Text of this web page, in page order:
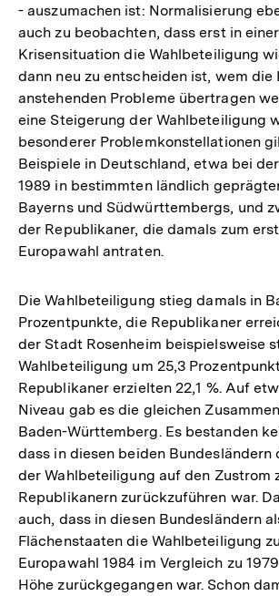
- auszumachen ist: Normalisierung
auch zu beobachten, dass erst in
Krisensituation die Wahlbeteiligung
dann neu zu entscheiden ist, wem die
anstehenden Probleme übertragen
eine Steigerung der Wahlbeteiligung
besonderer Problemkonstellationen
Beispiele in Deutschland, etwa bei
1989 in bestimmten ländlich
Bayerns und Südwürttembergs, und
der Republikaner, die damals zum
Europawahl antraten.
Die Wahlbeteiligung stieg damals in
Prozentpunkte, die Republikaner
der Stadt Rosenheim beispielsweise
Wahlbeteiligung um 25,3
Republikaner erzielten 22,1 %. Auf
Niveau gab es die gleichen
Baden-Württemberg. Es bestanden
dass in diesen beiden Bundesländern
der Wahlbeteiligung auf den Zustrom
Republikanern zurückzuführen war.
auch, dass in diesen Bundesländern
Flächenstaaten die Wahlbeteiligung
Europawahl 1984 im Vergleich zu
Höhe zurückgegangen war. Schon